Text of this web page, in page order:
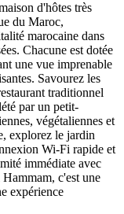
d'hôtes très
du Maroc,
marocaine dans
Chacune est dotée
une vue imprenable
Savourez les
traditionnel
par un petit-
végétaliennes et
explorez le jardin
Wi-Fi rapide et
immédiate avec
c'est une
expérience